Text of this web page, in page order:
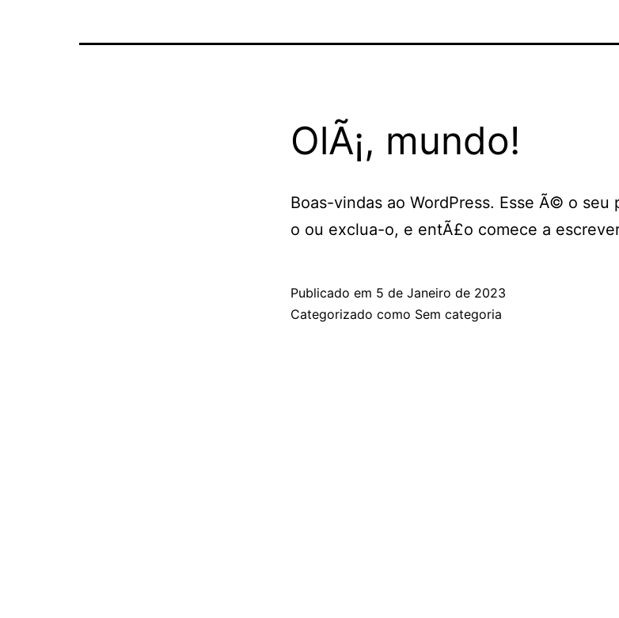
OlÃ¡, mundo!
Boas-vindas ao WordPress. Esse Ã© o seu
o ou exclua-o, e entÃ£o comece a
Publicado em 5 de Janeiro de 2023
Categorizado como Sem categoria